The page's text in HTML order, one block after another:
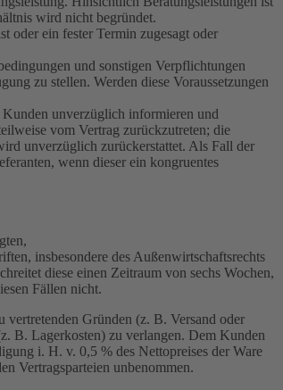
wird nicht begründet.
oder ein fester Termin zugesagt oder
und sonstigen Verpflichtungen
zu stellen. Werden diese Voraussetzungen
unverzüglich informieren und
vom Vertrag zurückzutreten; die
unverzüglich zurückerstattet. Als Fall der
wenn dieser ein kongruentes
insbesondere des Außenwirtschaftsrechts
diese einen Zeitraum von sechs Wochen,
Fällen nicht.
Gründen (z. B. Versand oder
B. Lagerkosten) zu verlangen. Dem Kunden
i. H. v. 0,5 % des Nettopreises der Ware
Vertragsparteien unbenommen.